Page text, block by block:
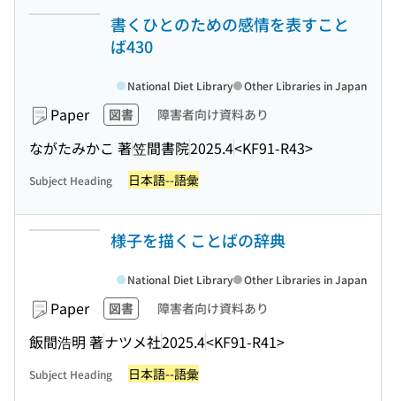
書くひとのための感情を表すこと
ば430
Paper 図書 障害者向け資料あり
ながたみかこ 著笠間書院2025.4<KF91-R43>
National Diet Library Other Libraries in Japan
Subject Heading 日本語--語彙
様子を描くことばの辞典
Paper 図書 障害者向け資料あり
飯間浩明 著ナツメ社2025.4<KF91-R41>
National Diet Library Other Libraries in Japan
Subject Heading 日本語--語彙